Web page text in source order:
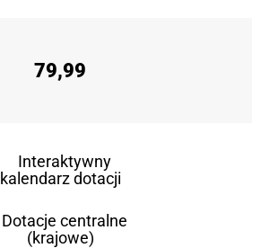
79,99
Interaktywny
kalendarz dotacji
Dotacje centralne
(krajowe)